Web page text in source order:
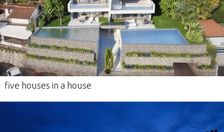
five houses in a house